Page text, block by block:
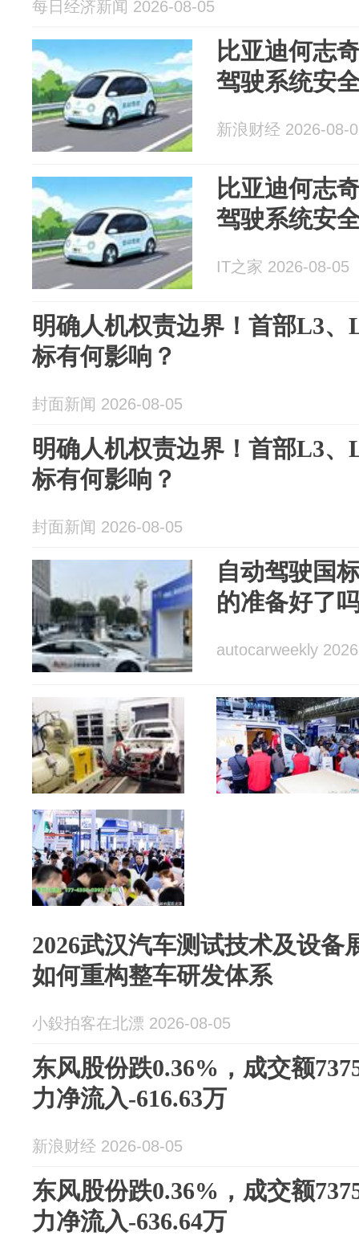
每日经济新闻 2026-08-05
比亚迪何志
驾驶系统安
新浪财经 2026-08-
比亚迪何志
驾驶系统安
IT之家 2026-08-05
明确人机权责边界！首部L3、
标有何影响？
封面新闻 2026-08-05
明确人机权责边界！首部L3、
标有何影响？
封面新闻 2026-08-05
自动驾驶国
的准备好了
autocarweekly
2026武汉汽车测试技术及设备
如何重构整车研发体系
小鈠拍客在北漂 2026-08-05
东风股份跌0.36%，成交额
力净流入-616.63万
新浪财经 2026-08-05
东风股份跌0.36%，成交额
力净流入-636.64万